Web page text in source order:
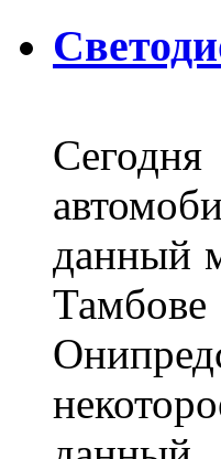
Сегодня
данный